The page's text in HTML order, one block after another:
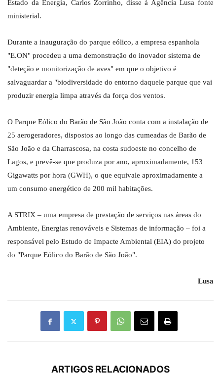
Estado da Energia, Carlos Zorrinho, disse à Agência Lusa fonte
ministerial.
Durante a inauguração do parque eólico, a empresa espanhola
"E.ON" procedeu a uma demonstração do inovador sistema de
"deteção e monitorização de aves" em que o objetivo é
salvaguardar a "biodiversidade do entorno daquele parque que vai
produzir energia limpa através da força dos ventos.
O Parque Eólico do Barão de São João conta com a instalação de
25 aerogeradores, dispostos ao longo das cumeadas de Barão de
São João e da Charrascosa, na costa sudoeste no concelho de
Lagos, e prevê-se que produza por ano, aproximadamente, 153
Gigawatts por hora (GWH), o que equivale aproximadamente a
um consumo energético de 200 mil habitações.
A STRIX – uma empresa de prestação de serviços nas áreas do
Ambiente, Energias renováveis e Sistemas de informação – foi a
responsável pelo Estudo de Impacte Ambiental (EIA) do projeto
do "Parque Eólico do Barão de São João".
Lusa
ARTIGOS RELACIONADOS